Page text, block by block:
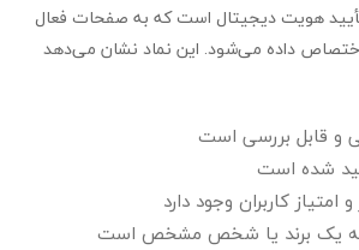
هویت دیجیتال است که به صفحات فعال
داده می‌شود. این نماد نشان می‌دهد
و قابل بررسی است
شده است
کاربران وجود دارد
یک برند یا شخص مشخص است